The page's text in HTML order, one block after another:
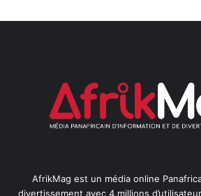
AfrikMag est un média online
divertissement avec 4 millions